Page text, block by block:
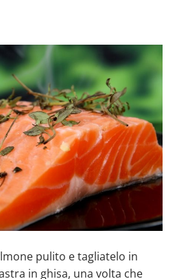
pulito e tagliatelo in
in ghisa, una volta che